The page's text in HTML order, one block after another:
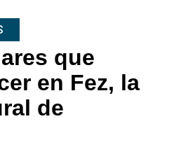
que
en Fez, la
de